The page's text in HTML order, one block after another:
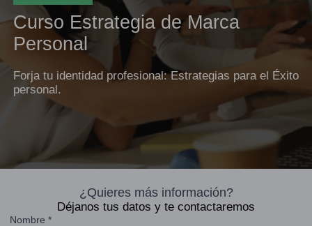
Curso Estrategia de Marca
Personal
Forja tu identidad profesional: Estrategias para el Éxito
personal.
¿Quieres más información?
Déjanos tus datos y te contactaremos
Nombre *